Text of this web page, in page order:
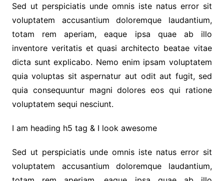
Sed ut perspiciatis unde omnis iste natus error sit
voluptatem accusantium doloremque laudantium,
totam rem aperiam, eaque ipsa quae ab illo
inventore veritatis et quasi architecto beatae vitae
dicta sunt explicabo. Nemo enim ipsam voluptatem
quia voluptas sit aspernatur aut odit aut fugit, sed
quia consequuntur magni dolores eos qui ratione
voluptatem sequi nesciunt.
I am heading h5 tag & I look awesome
Sed ut perspiciatis unde omnis iste natus error sit
voluptatem accusantium doloremque laudantium,